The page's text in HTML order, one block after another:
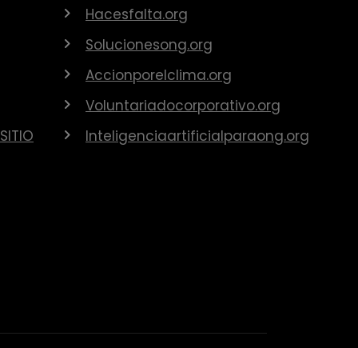
Hacesfalta.org
Solucionesong.org
Accionporelclima.org
Voluntariadocorporativo.org
Inteligenciaartificialparaong.org